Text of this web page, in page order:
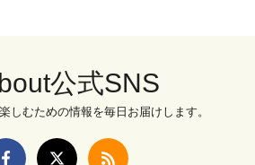
公式SNS
しむための情報を毎日お届けします。